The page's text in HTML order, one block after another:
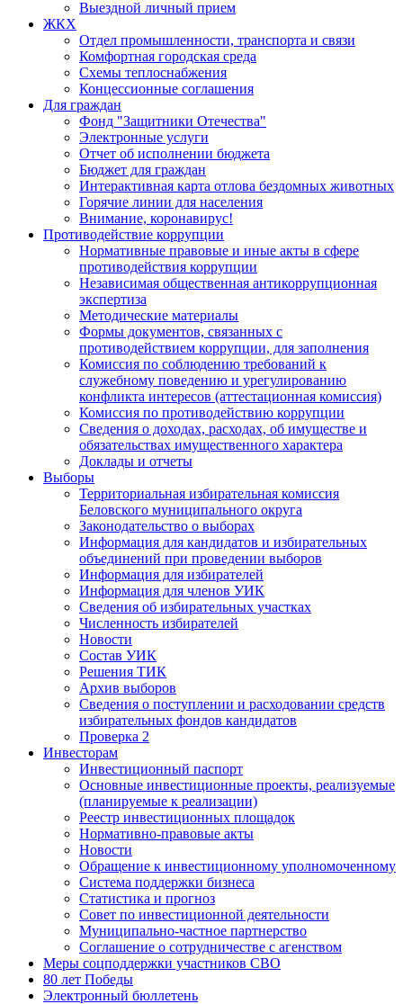
Выездной личный прием
ЖКХ
Отдел промышленности, транспорта и связи
Комфортная городская среда
Схемы теплоснабжения
Концессионные соглашения
Для граждан
Фонд "Защитники Отечества"
Электронные услуги
Отчет об исполнении бюджета
Бюджет для граждан
Интерактивная карта отлова бездомных животных
Горячие линии для населения
Внимание, коронавирус!
Противодействие коррупции
Нормативные правовые и иные акты в сфере
противодействия коррупции
Независимая общественная антикоррупционная
экспертиза
Методические материалы
Формы документов, связанных с
противодействием коррупции, для заполнения
Комиссия по соблюдению требований к
служебному поведению и урегулированию
конфликта интересов (аттестационная комиссия)
Комиссия по противодействию коррупции
Сведения о доходах, расходах, об имуществе и
обязательствах имущественного характера
Доклады и отчеты
Выборы
Территориальная избирательная комиссия
Беловского муниципального округа
Законодательство о выборах
Информация для кандидатов и избирательных
объединений при проведении выборов
Информация для избирателей
Информация для членов УИК
Сведения об избирательных участках
Численность избирателей
Новости
Состав УИК
Решения ТИК
Архив выборов
Сведения о поступлении и расходовании средств
избирательных фондов кандидатов
Проверка 2
Инвесторам
Инвестиционный паспорт
Основные инвестиционные проекты, реализуемые
(планируемые к реализации)
Реестр инвестиционных площадок
Нормативно-правовые акты
Новости
Обращение к инвестиционному уполномоченному
Система поддержки бизнеса
Статистика и прогноз
Совет по инвестиционной деятельности
Муниципально-частное партнерство
Соглашение о сотрудничестве с агенством
Меры соцподдержки участников СВО
80 лет Победы
Электронный бюллетень